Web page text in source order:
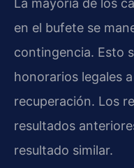
La mayoría de los
en el bufete se
contingencia. Esto
honorarios legales
recuperación. Los
resultados
resultado similar.